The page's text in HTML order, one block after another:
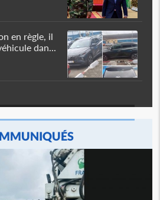
en règle, il
dan...